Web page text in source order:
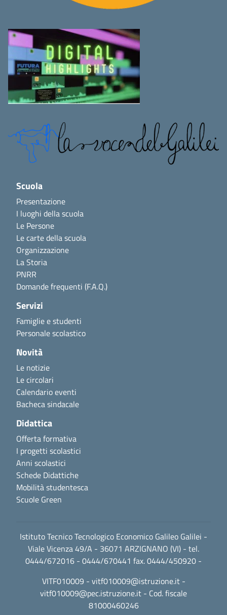
Scuola
Presentazione
I luoghi della scuola
Le Persone
Le carte della scuola
Organizzazione
La Storia
PNRR
Domande frequenti (F.A.Q.)
Servizi
Famiglie e studenti
Personale scolastico
Novità
Le notizie
Le circolari
Calendario eventi
Bacheca sindacale
Didattica
Offerta formativa
I progetti scolastici
Anni scolastici
Schede Didattiche
Mobilità studentesca
Scuole Green
Istituto Tecnico Tecnologico Economico Galileo Galilei -
Viale Vicenza 49/A - 36071 ARZIGNANO (VI) - tel.
0444/672016 - 0444/670441 fax. 0444/450920 -
VITF010009 - vitf010009@istruzione.it-
vitf010009@pec.istruzione.it - Cod. fiscale
81000460246